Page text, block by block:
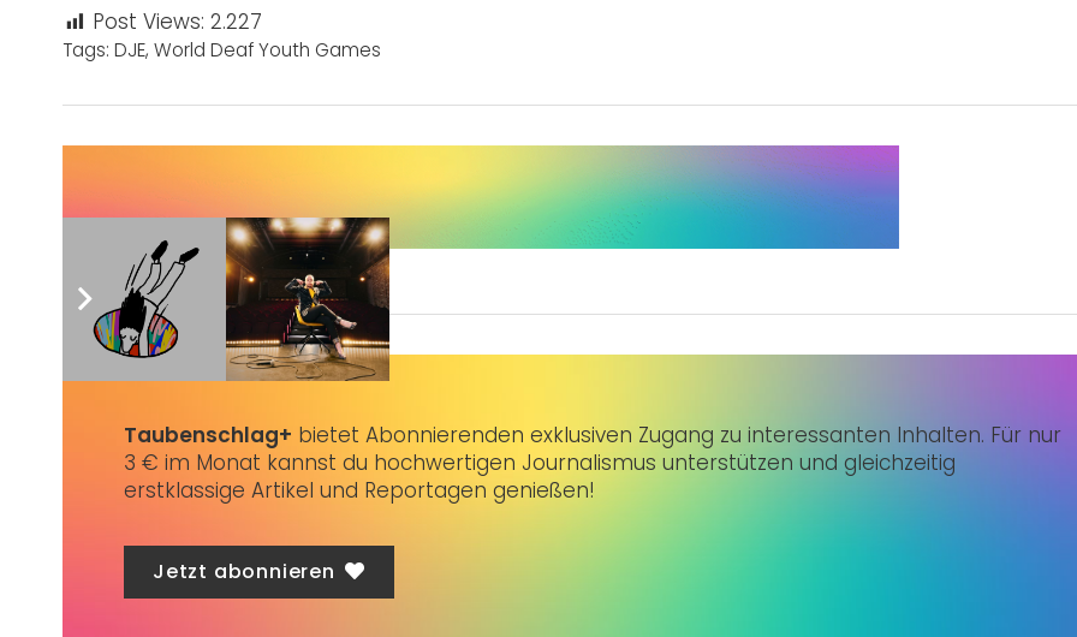
Post Views: 2.227
Tags: DJE, World Deaf Youth Games
Sie wünschen sich auch eine Werbeanzeige?
Taubenschlag+ bietet Abonnierenden exklusiven Zugang zu interessanten Inhalten. Für nur
3 € im Monat kannst du hochwertigen Journalismus unterstützen und gleichzeitig
erstklassige Artikel und Reportagen genießen!
Jetzt abonnieren